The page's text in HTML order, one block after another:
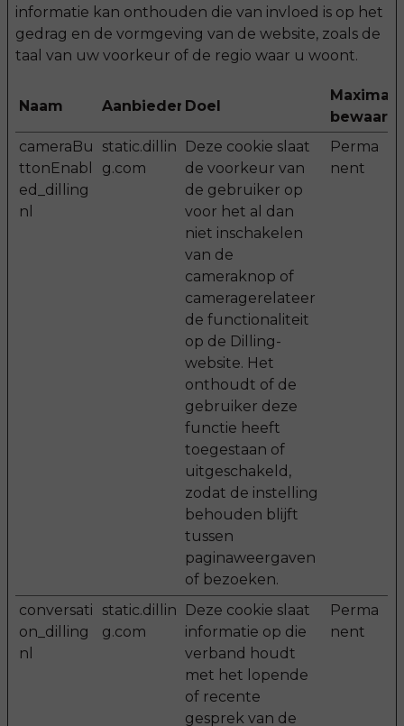
informatie kan onthouden die van invloed is op het
gedrag en de vormgeving van de website, zoals de
taal van uw voorkeur of de regio waar u woont.
Naam Aanbieder Doel
Maximale
cameraBu
ttonEnabl
ed_dilling
nl
static.dillin
g.com
Deze cookie slaat
de voorkeur van
de gebruiker op
voor het al dan
niet inschakelen
van de
cameraknop of
cameragerelateer
de functionaliteit
op de Dilling-
website. Het
onthoudt of de
gebruiker deze
functie heeft
toegestaan of
uitgeschakeld,
zodat de instelling
behouden blijft
tussen
paginaweergaven
of bezoeken.
Perma
nent
conversati
on_dilling
nl
static.dillin
g.com
Deze cookie slaat
informatie op die
verband houdt
met het lopende
of recente
gesprek van de
Perma
nent